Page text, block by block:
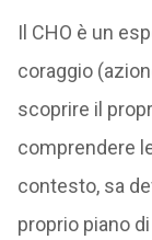
Il CHO è un
coraggio
scoprire il
comprendere
contesto, sa
proprio piano